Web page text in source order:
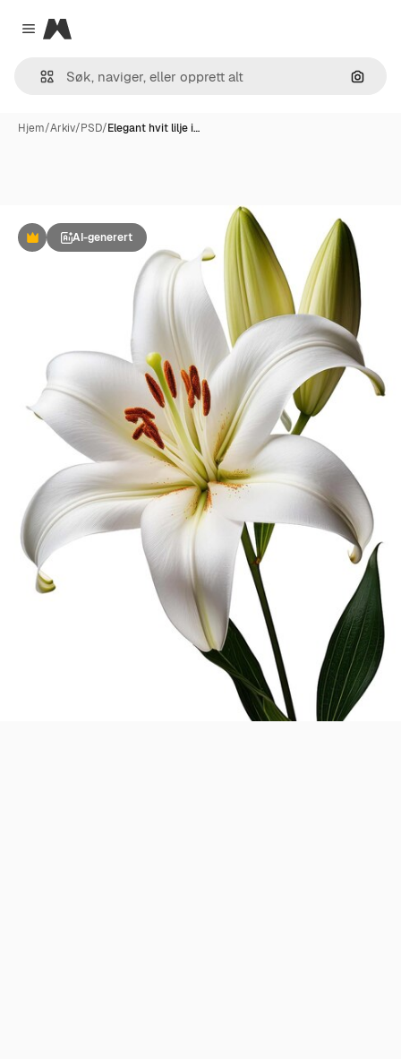
Close menu
Magnific
Søk
Hjem/Arkiv/PSD/Elegant hvit lilje i…
PremiumAI-generert